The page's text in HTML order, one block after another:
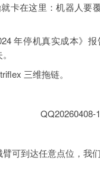
在这里：机器人要
停机真实成本》报
三维拖链。
到达任意点位，我们